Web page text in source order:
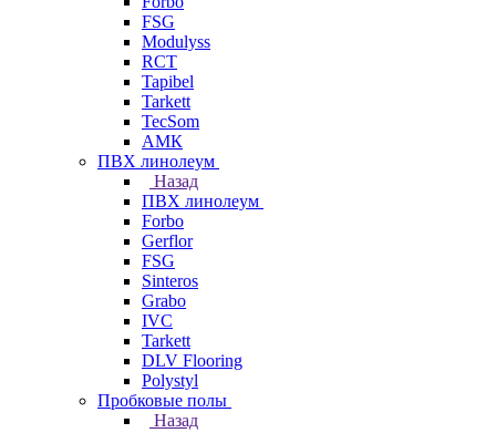
FSG
Modulyss
RCT
Tapibel
Tarkett
TecSom
АМК
ПВХ линолеум
Назад
ПВХ линолеум
Forbo
Gerflor
FSG
Sinteros
Grabo
IVC
Tarkett
DLV Flooring
Polystyl
Пробковые полы
Назад